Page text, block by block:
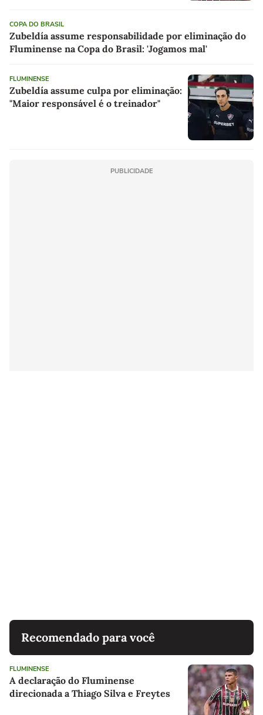
COPA DO BRASIL
Zubeldía assume responsabilidade por eliminação do
Fluminense na Copa do Brasil: 'Jogamos mal'
FLUMINENSE
Zubeldía assume culpa por eliminação:
"Maior responsável é o treinador"
PUBLICIDADE
Recomendado para você
FLUMINENSE
A declaração do Fluminense
direcionada a Thiago Silva e Freytes